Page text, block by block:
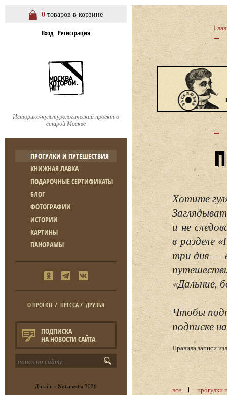
0 товаров в корзине
Вход Регистрация
Историко-культурологический проект о
старой Москве
ПРОГУЛКИ И ПУТЕШЕСТВИЯ
КНИЖНАЯ ЛАВКА
ПОДАРОЧНЫЕ СЕРТИФИКАТЫ
БЛОГ
ФОТОГРАФИИ
ИСТОРИИ
КАРТИНЫ
ПАНОРАМЫ
О ПРОЕКТЕ/ ПРЕССА/ ДРУЗЬЯ
ПОДПИСКА
НА НОВОСТИ САЙТА
Дизайн - Notamedia 2026
Хотите
и не
в разделе
три дня —
«Дальние,
Чтобы
подписке
Правила записи
все прогулки